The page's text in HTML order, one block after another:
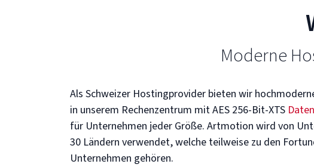
Moderne
Als Schweizer Hostingprovider bieten wir
in unserem Rechenzentrum mit AES 256-Bit-XTS
für Unternehmen jeder Größe. Artmotion wird von
30 Ländern verwendet, welche teilweise zu den
Unternehmen gehören.